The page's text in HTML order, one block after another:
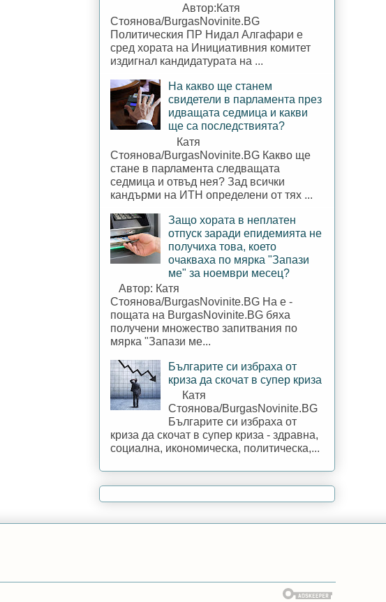
Автор:Катя
Стоянова/BurgasNovinite.BG
Политическия ПР Нидал Алгафари е
сред хората на Инициативния комитет
издигнал кандидатурата на ...
На какво ще станем
свидетели в парламента през
идващата седмица и какви
ще са последствията?
Катя
Стоянова/BurgasNovinite.BG Какво ще
стане в парламента следващата
седмица и отвъд нея? Зад всички
кандърми на ИТН определени от тях ...
Защо хората в неплатен
отпуск заради епидемията не
получиха това, което
очакваха по мярка "Запази
ме" за ноември месец?
Автор: Катя
Стоянова/BurgasNovinite.BG На е -
пощата на BurgasNovinite.BG бяха
получени множество запитвания по
мярка "Запази ме...
Българите си избраха от
криза да скочат в супер криза
Катя
Стоянова/BurgasNovinite.BG
Българите си избраха от
криза да скочат в супер криза - здравна,
социална, икономическа, политическа,...